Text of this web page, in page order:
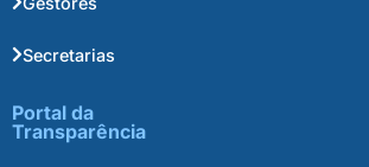
Secretarias
Portal da
Transparência